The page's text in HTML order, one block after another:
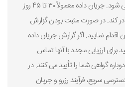
وگرنه منجر به رد درخواست می شود. جریان داده معمولاً ۳۰ تا ۴۵ روز
کند. در صورت مثبت بودن گزارش
نمایید. اگر گزارش جریان داده
ارزیابی مجدد با آنها تماس
گواهی شما را تأیید می کنند. در
سریع، فرآیند رزرو و جریان